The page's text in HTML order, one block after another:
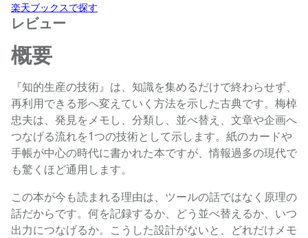
楽天ブックスで探す
レビュー
概要
『知的生産の技術』は、知識を集めるだけで終わらせず、
再利用できる形へ変えていく方法を示した古典です。梅棹
忠夫は、発見をメモし、分類し、並べ替え、文章や企画へ
つなげる流れを1つの技術として示します。紙のカードや
手帳が中心の時代に書かれた本ですが、情報過多の現代で
も驚くほど通用します。
この本が今も読まれる理由は、ツールの話ではなく原理の
話だからです。何を記録するか、どう並べ替えるか、いつ
出力につなげるか。こうした設計がないと、どれだけメモ